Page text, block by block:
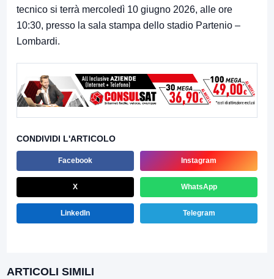
tecnico si terrà mercoledì 10 giugno 2026, alle ore
10:30, presso la sala stampa dello stadio Partenio –
Lombardi.
CONDIVIDI L'ARTICOLO
Facebook Instagram
X WhatsApp
LinkedIn Telegram
ARTICOLI SIMILI